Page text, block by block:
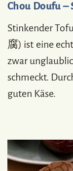
Chou Doufu –
Stinkender
腐) ist eine
zwar
schmeckt.
guten Käse.